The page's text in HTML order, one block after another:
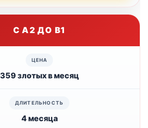
С A2 ДО B1
359 злотых в месяц
4 месяца